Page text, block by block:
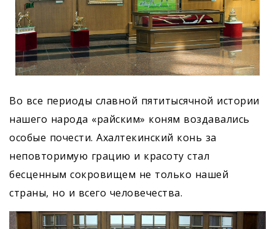
Во все периоды славной пятитысячной истории
нашего народа «райским» коням воздавались
особые почести. Aхалтекинский конь за
неповторимую грацию и красоту стал
бесценным сокровищем не только нашей
страны, но и всего человечества.